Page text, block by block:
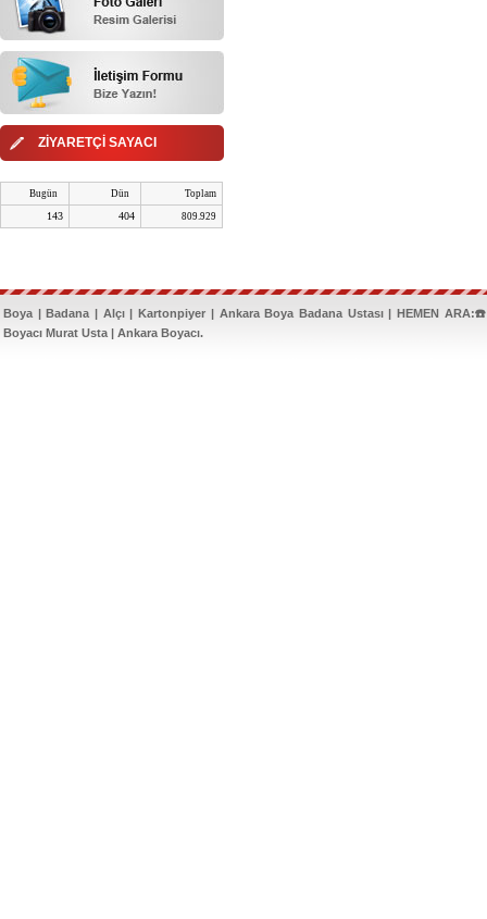
ZİYARETÇİ SAYACI
Bugün Dün Toplam
143 404 809.929
Boya | Badana | Alçı | Kartonpiyer | Ankara Boya Badana Ustası | HEMEN
Boyacı Murat Usta | Ankara Boyacı.